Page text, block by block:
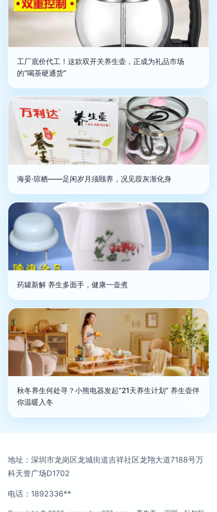
工厂底价代工！这款双开关养生壶，正成为礼品市场
的“喝茶硬通货”
海晏·琼栖——足闲岁月须颐养，况见葭灰渐化身
药罐新解 养生多面手，健康一壶煮
秋冬养生何处寻？小熊电器发起“21天养生计划” 养生壶伴
你温暖入冬
地址：深圳市龙岗区龙城街道吉祥社区龙翔大道7188号万
科天誉广场D1702
电话：1892336**